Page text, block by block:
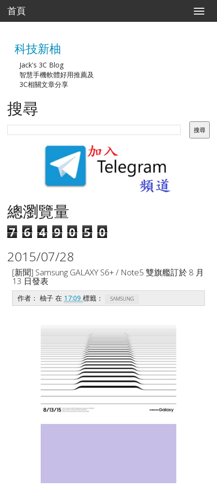
T
o
o
首頁
科技新柚
Jack's 3C Blog
智慧手機軟體好用推薦及
3C相關文章分享
搜尋
總瀏覽量
7 6 4 9 0 5 0
2015/07/28
[新聞] Samsung GALAXY S6+ / Note5 雙旗艦訂於 8 月
13 日發表
作者： 柚子 在 17:09 標籤： SAMSUNG